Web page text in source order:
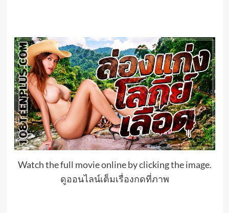
Watch the full movie online by clicking the image.
ดูออนไลน์เต็มเรื่องกดที่ภาพ